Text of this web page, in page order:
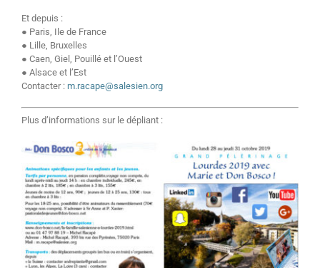
Et depuis :
● Paris, Ile de France
● Lille, Bruxelles
● Caen, Giel, Pouillé et l’Ouest
● Alsace et l’Est
Contacter : m.racape@salesien.org
Plus d’informations sur le dépliant :